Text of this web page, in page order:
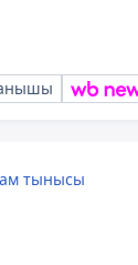
тынысы